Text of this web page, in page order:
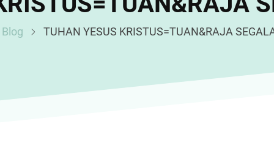
Blog TUHAN YESUS KRISTUS=TUAN&RAJA